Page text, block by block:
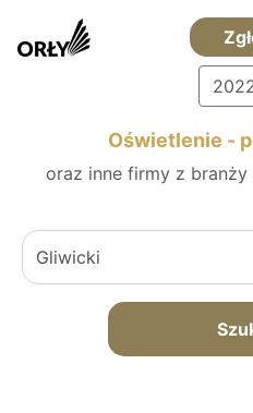
Oświetlenie -
oraz inne firmy z branży